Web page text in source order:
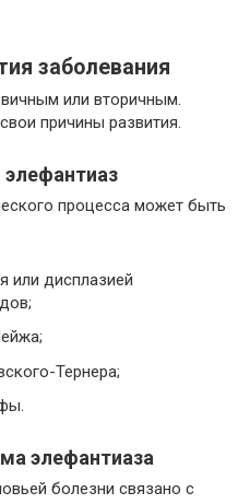
заболевания
или вторичным.
причины развития.
процесса может быть
или дисплазией
Тернера;
элефантиаза
болезни связано с